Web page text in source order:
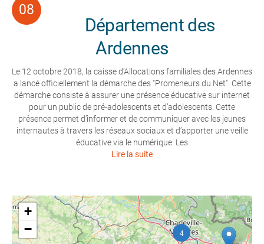
Département des
Ardennes
Le 12 octobre 2018, la caisse d’Allocations familiales des Ardennes
a lancé officiellement la démarche des "Promeneurs du Net". Cette
démarche consiste à assurer une présence éducative sur internet
pour un public de pré-adolescents et d’adolescents. Cette
présence permet d’informer et de communiquer avec les jeunes
internautes à travers les réseaux sociaux et d’apporter une veille
éducative via le numérique. Les
Lire la suite
4
+
−